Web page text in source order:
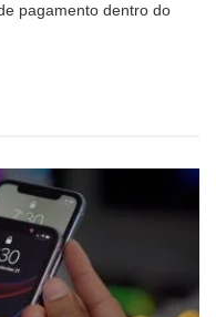
pagamento dentro do